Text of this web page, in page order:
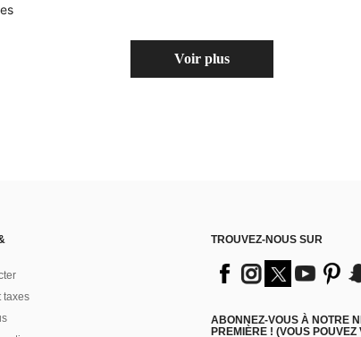
Voir plus
taxes
TROUVEZ-NOUS SUR
ABONNEZ-VOUS À NOTRE
PREMIÈRE ! (VOUS